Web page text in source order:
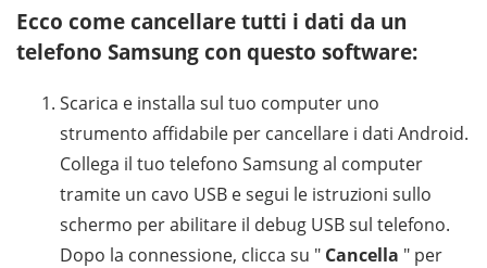
Ecco come cancellare tutti i dati da un
telefono Samsung con questo software:
Scarica e installa sul tuo computer uno
strumento affidabile per cancellare i dati Android.
Collega il tuo telefono Samsung al computer
tramite un cavo USB e segui le istruzioni sullo
schermo per abilitare il debug USB sul telefono.
Dopo la connessione, clicca su " Cancella " per